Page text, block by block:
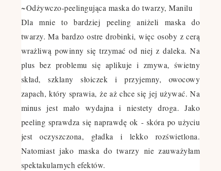
~Odżywczo-peelingująca maska do twarzy, Manilu
Dla mnie to bardziej peeling aniżeli maska do
twarzy. Ma bardzo ostre drobinki, więc osoby z cerą
wrażliwą powinny się trzymać od niej z daleka. Na
plus bez problemu się aplikuje i zmywa, świetny
skład, szklany słoiczek i przyjemny, owocowy
zapach, który sprawia, że aż chce się jej używać. Na
minus jest mało wydajna i niestety droga. Jako
peeling sprawdza się naprawdę ok - skóra po użyciu
jest oczyszczona, gładka i lekko rozświetlona.
Natomiast jako maska do twarzy nie zauważyłam
spektakularnych efektów.